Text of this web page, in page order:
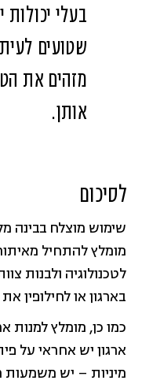
בעלי
שטועים
מזהים את
אותן.
לסיכום
שימוש מוצלח בבינה
מומלץ להתחיל
לטכנולוגיה ולבנות
בארגון או לחילופין
כמו כן, מומלץ
ארגון יש אחראי על
מיניות – יש